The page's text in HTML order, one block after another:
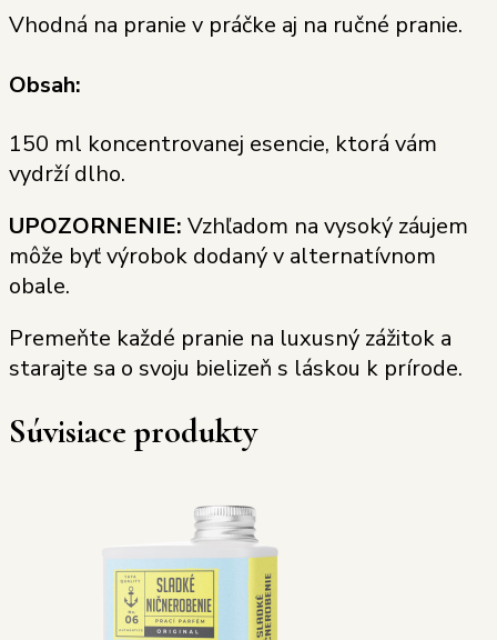
Vhodná na pranie v práčke aj na ručné pranie.
Obsah:
150 ml koncentrovanej esencie, ktorá vám
vydrží dlho.
UPOZORNENIE: Vzhľadom na vysoký záujem
môže byť výrobok dodaný v alternatívnom
obale.
Premeňte každé pranie na luxusný zážitok a
starajte sa o svoju bielizeň s láskou k prírode.
Súvisiace produkty